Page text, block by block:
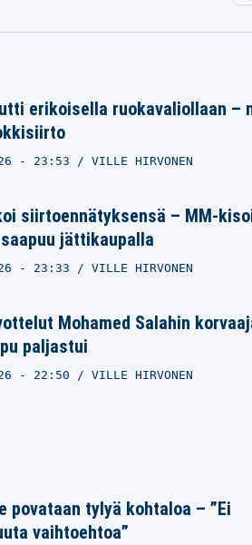
erikoisella ruokavaliollaan –
- 23:53 VILLE HIRVONEN
siirtoennätyksensä – MM-
jättikaupalla
- 23:33 VILLE HIRVONEN
Mohamed Salahin
paljastui
- 22:50 VILLE HIRVONEN
povataan tylyä kohtaloa – ”Ei
vaihtoehtoa”